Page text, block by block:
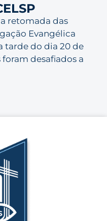
retomada das
Evangélica
tarde do dia 20 de
desafiados a